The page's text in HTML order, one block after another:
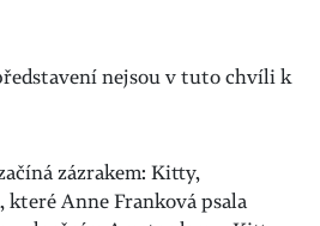
nejsou v tuto chvíli k
zázrakem: Kitty,
Anne Franková psala